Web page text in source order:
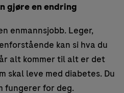
gjøre en endring
enmannsjobb. Leger,
kan si hva du
alt kommer til alt er det
skal leve med diabetes. Du
fungerer for deg.